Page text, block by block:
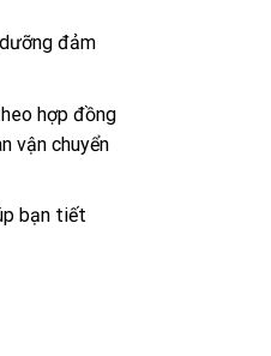
đảm
hợp đồng
vận chuyển
bạn tiết